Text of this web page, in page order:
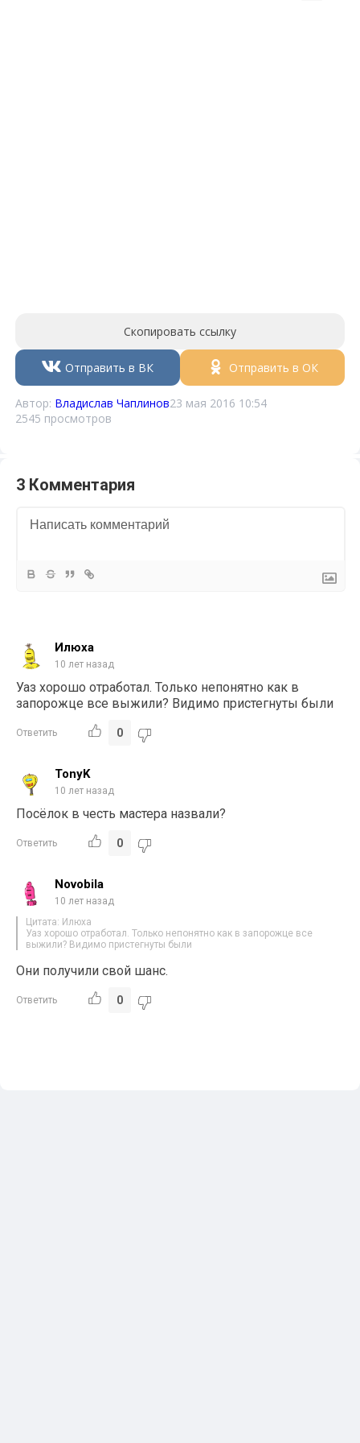
Скопировать ссылку
Отправить в ВК Отправить в ОК
Автор: Владислав Чаплинов23 мая 2016 10:54
2545 просмотров
3 Комментария
Илюха
10 лет назад
Уаз хорошо отработал. Только непонятно как в
запорожце все выжили? Видимо пристегнуты были
Ответить 0
TonyK
10 лет назад
Посёлок в честь мастера назвали?
Ответить 0
Novobila
10 лет назад
Цитата: Илюха
Уаз хорошо отработал. Только непонятно как в запорожце все
выжили? Видимо пристегнуты были
Они получили свой шанс.
Ответить 0